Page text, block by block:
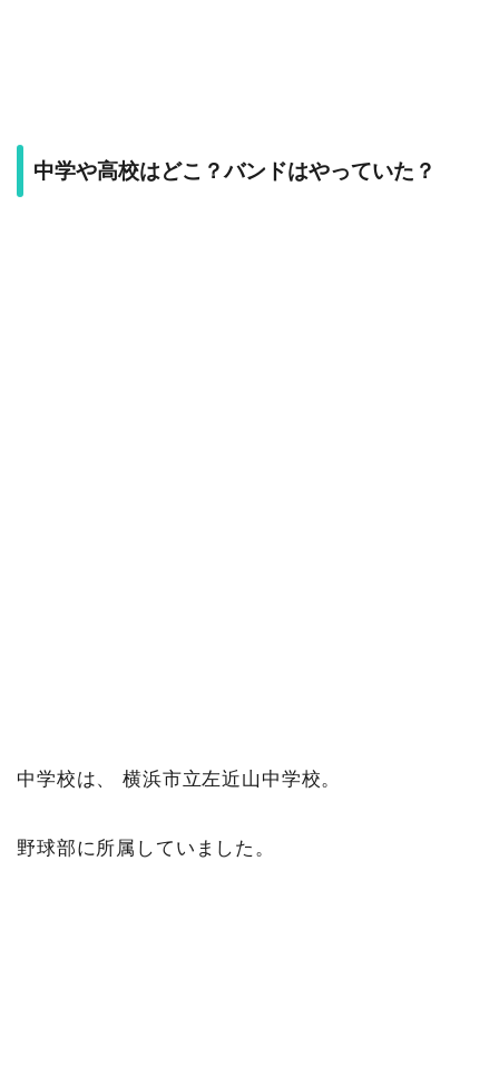
中学や高校はどこ？バンドはやっていた？
中学校は、 横浜市立左近山中学校。
野球部に所属していました。